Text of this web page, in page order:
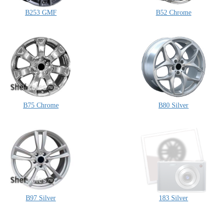
B253 GMF B52 Chrome
B75 Chrome B80 Silver
B97 Silver 183 Silver